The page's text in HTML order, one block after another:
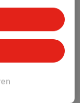
geen Nature